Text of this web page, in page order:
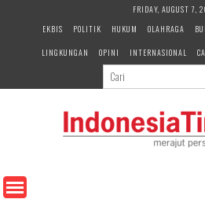
e
FRIDAY, AUGUST 7,
EKBIS
POLITIK HUKUM OLAHRAGA
LINGKUNGAN
OPINI INTERNASIONAL